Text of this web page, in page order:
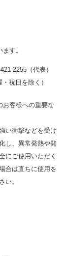
す。
2255（代表）
祝日を除く）
お客様への重要な
い衝撃などを受け
し、異常発熱や発
にご使用いただく
合は直ちに使用を
い。